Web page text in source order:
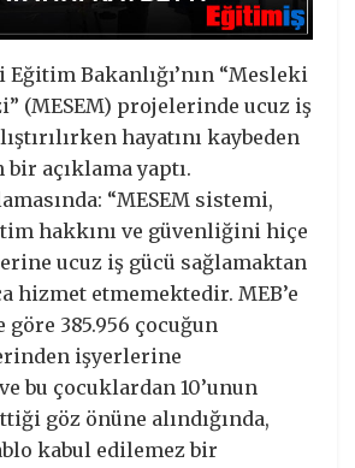
Bakanlığı’nın “Mesleki
(MESEM) projelerinde ucuz iş
hayatını kaybeden
açıklama yaptı.
“MESEM sistemi,
hakkını ve güvenliğini hiçe
ucuz iş gücü sağlamaktan
hizmet etmemektedir. MEB’e
385.956 çocuğun
işyerlerine
bu çocuklardan 10’unun
göz önüne alındığında,
kabul edilemez bir